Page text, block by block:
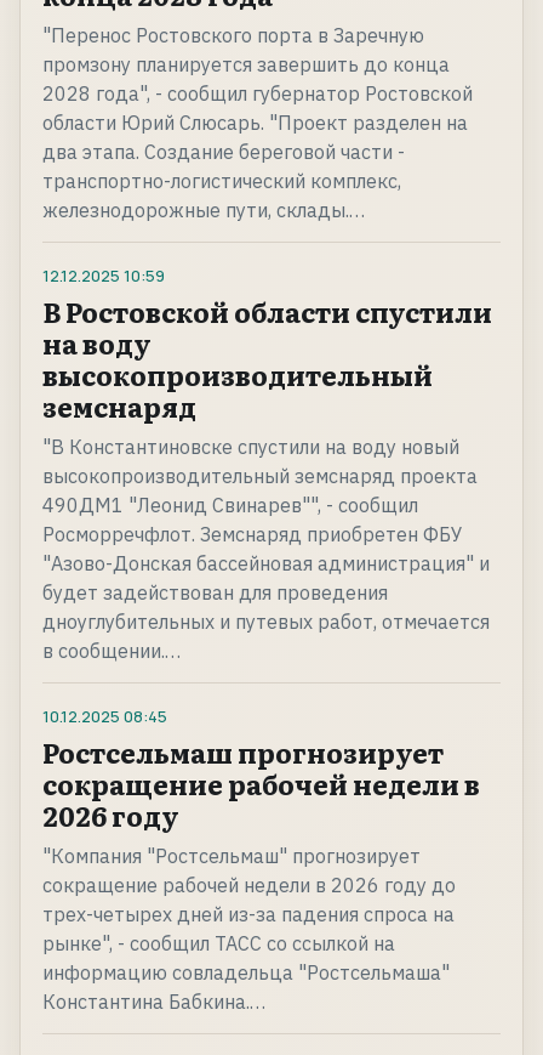
"Перенос Ростовского порта в Заречную
промзону планируется завершить до конца
2028 года", - сообщил губернатор Ростовской
области Юрий Слюсарь. "Проект разделен на
два этапа. Создание береговой части -
транспортно-логистический комплекс,
железнодорожные пути, склады.…
12.12.2025 10:59
В Ростовской области спустили
на воду
высокопроизводительный
земснаряд
"В Константиновске спустили на воду новый
высокопроизводительный земснаряд проекта
490ДМ1 "Леонид Свинарев"", - сообщил
Росморречфлот. Земснаряд приобретен ФБУ
"Азово-Донская бассейновая администрация" и
будет задействован для проведения
дноуглубительных и путевых работ, отмечается
в сообщении.…
10.12.2025 08:45
Ростсельмаш прогнозирует
сокращение рабочей недели в
2026 году
"Компания "Ростсельмаш" прогнозирует
сокращение рабочей недели в 2026 году до
трех-четырех дней из-за падения спроса на
рынке", - сообщил ТАСС со ссылкой на
информацию совладельца "Ростсельмаша"
Константина Бабкина.…